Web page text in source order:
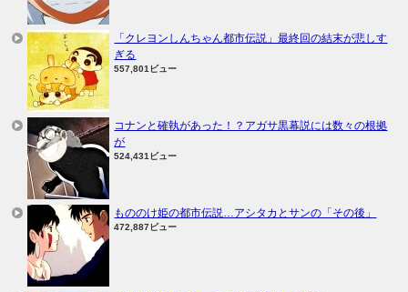
「クレヨンしんちゃん都市伝説」最終回の結末が悲しす
ぎる
557,801ビュー
コナンと確執があった！？アガサ黒幕説には数々の根拠
が
524,431ビュー
もののけ姫の都市伝説…アシタカとサンの「その後」
472,887ビュー